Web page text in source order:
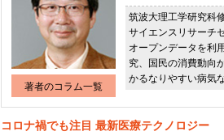
著者のコラム一覧
筑波大理工学研究科
サイエンスリサーチ
オープンデータを利
究、国民の消費動向
かるなりやすい病気
コロナ禍でも注目 最新医療テクノロジー